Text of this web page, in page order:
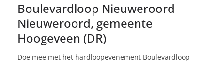
Boulevardloop Nieuweroord
Nieuweroord, gemeente
Hoogeveen (DR)
Doe mee met het hardloopevenement Boulevardloop